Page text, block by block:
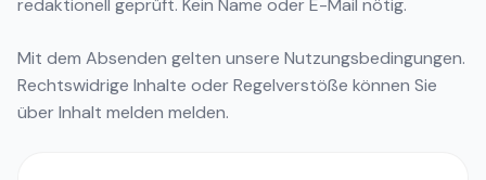
redaktionell geprüft. Kein Name oder E-Mail nötig.
Mit dem Absenden gelten unsere Nutzungsbedingungen.
Rechtswidrige Inhalte oder Regelverstöße können Sie
überInhalt melden melden.